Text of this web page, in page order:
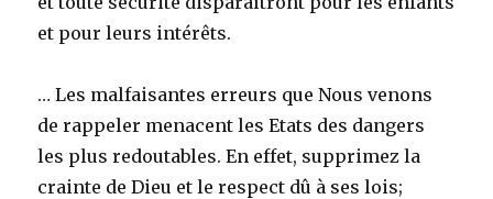
et pour leurs intérêts.
… Les malfaisantes erreurs que Nous venons
de rappeler menacent les Etats des dangers
les plus redoutables. En effet, supprimez la
crainte de Dieu et le respect dû à ses lois;